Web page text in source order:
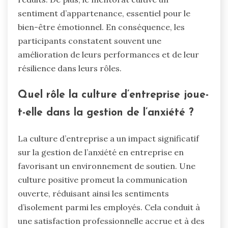
sentiment d’appartenance, essentiel pour le
bien-être émotionnel. En conséquence, les
participants constatent souvent une
amélioration de leurs performances et de leur
résilience dans leurs rôles.
Quel rôle la culture d’entreprise joue-
t-elle dans la gestion de l’anxiété ?
La culture d’entreprise a un impact significatif
sur la gestion de l’anxiété en entreprise en
favorisant un environnement de soutien. Une
culture positive promeut la communication
ouverte, réduisant ainsi les sentiments
d’isolement parmi les employés. Cela conduit à
une satisfaction professionnelle accrue et à des